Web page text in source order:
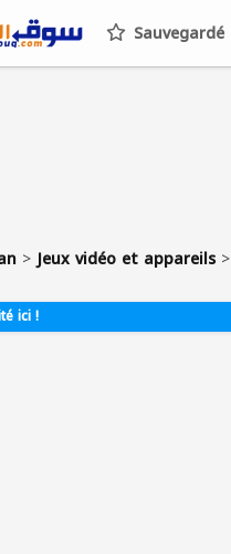
Sauvegardé
>Jeux vidéo et appareils >
ici !